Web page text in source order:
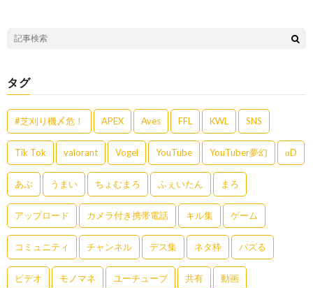
タグ
#芝刈り機〆危！ APEX Aves FFL KWL SNS
Tik Tok valorant Vogel YouTube YouTuber夢幻 αD
あぶ うまい ちょむまろ ふぇいたん まろ
アップロード カメラ付き携帯電話 キル集 ゲーム
コミュニティ チャンネル デス集 ネタ枠 バズる
ビデオ モノマネ ユーチューブ 共有 動画